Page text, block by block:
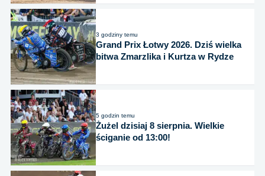
3 godziny temu
Grand Prix Łotwy 2026. Dziś wielka
bitwa Zmarzlika i Kurtza w Rydze
5 godzin temu
Żużel dzisiaj 8 sierpnia. Wielkie
ściganie od 13:00!